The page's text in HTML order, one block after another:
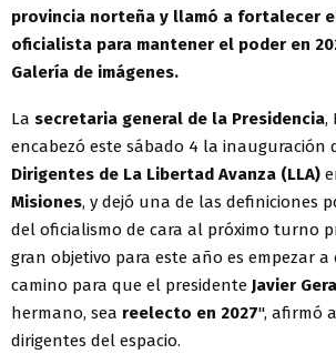
provincia norteña y llamó a fortalecer
oficialista para mantener el poder en
Galería de imágenes.
La secretaria general de la Presidencia,
encabezó este sábado 4 la inauguración
Dirigentes de La Libertad Avanza (LLA)
Misiones, y dejó una de las definiciones
del oficialismo de cara al próximo turno
gran objetivo para este año es empezar
camino para que el presidente Javier
hermano, sea reelecto en 2027", afirmó
dirigentes del espacio.